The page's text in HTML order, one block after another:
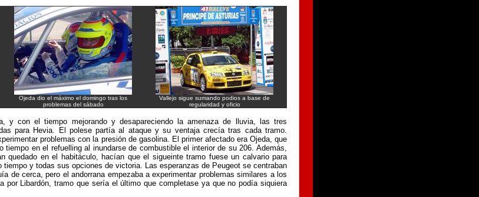
Ojeda dio el máximo el domingo tras los
problemas del sábado
Vallejo sigue sumando podios a base de
regularidad y oficio
y con el tiempo mejorando y desapareciendo la amenaza de lluvia, las tres
para Hevia. El polese partía al ataque y su ventaja crecía tras cada tramo.
problemas con la presión de gasolina. El primer afectado era Ojeda, que
tiempo en el refuelling al inundarse de combustible el interior de su 206. Además,
quedado en el habitáculo, hacían que el sigueinte tramo fuese un calvario para
tiempo y todas sus opciones de victoria. Las esperanzas de Peugeot se centraban
de cerca, pero el andorrana empezaba a experimentar problemas similares a los
por Libardón, tramo que sería el último que completase ya que no podía siquiera